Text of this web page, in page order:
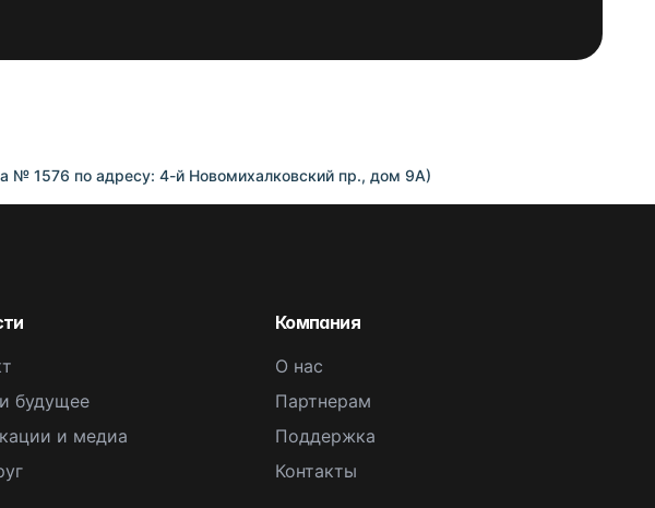
№ 1576 по адресу: 4-й Новомихалковский пр., дом 9А)
будущее
и медиа
Компания
О нас
Партнерам
Поддержка
Контакты